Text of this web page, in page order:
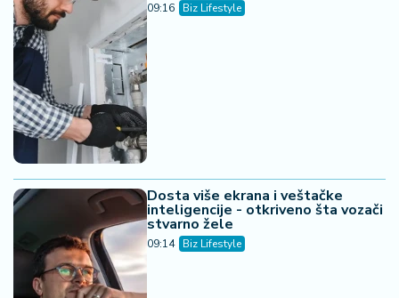
09:16 Biz Lifestyle
Dosta više ekrana i veštačke
inteligencije - otkriveno šta vozači
stvarno žele
09:14 Biz Lifestyle